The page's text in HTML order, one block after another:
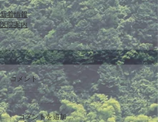
新着情報
医院案内
コメント
コメントを追加…